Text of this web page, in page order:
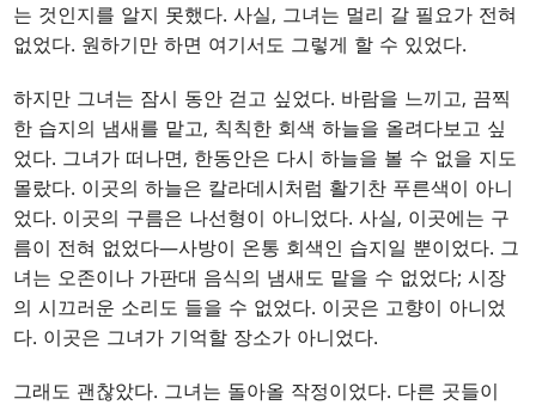
는 것인지를 알지 못했다. 사실, 그녀는 멀리 갈 필요가 전혀
없었다. 원하기만 하면 여기서도 그렇게 할 수 있었다.
하지만 그녀는 잠시 동안 걷고 싶었다. 바람을 느끼고, 끔찍
한 습지의 냄새를 맡고, 칙칙한 회색 하늘을 올려다보고 싶
었다. 그녀가 떠나면, 한동안은 다시 하늘을 볼 수 없을 지도
몰랐다. 이곳의 하늘은 칼라데시처럼 활기찬 푸른색이 아니
었다. 이곳의 구름은 나선형이 아니었다. 사실, 이곳에는 구
름이 전혀 없었다—사방이 온통 회색인 습지일 뿐이었다. 그
녀는 오존이나 가판대 음식의 냄새도 맡을 수 없었다; 시장
의 시끄러운 소리도 들을 수 없었다. 이곳은 고향이 아니었
다. 이곳은 그녀가 기억할 장소가 아니었다.
그래도 괜찮았다. 그녀는 돌아올 작정이었다. 다른 곳들이